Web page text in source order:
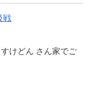
戦
けどん さん家でご